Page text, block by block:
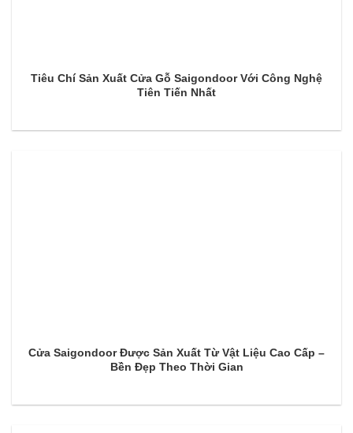
Tiêu Chí Sản Xuất Cửa Gỗ Saigondoor Với Công Nghệ
Tiên Tiến Nhất
Cửa Saigondoor Được Sản Xuất Từ Vật Liệu Cao Cấp –
Bền Đẹp Theo Thời Gian